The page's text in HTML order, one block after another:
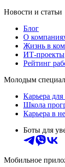
Новости и статьи
Блог
О
Жизнь в
ИТ-проекты
Рейтинг
Молодым
Карьера
Школа
Карьера в
Боты для
Мобильное